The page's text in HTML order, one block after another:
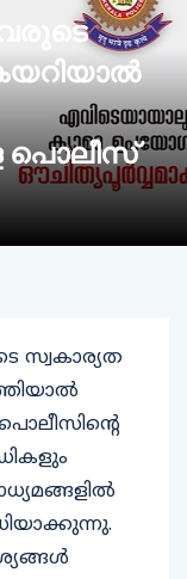
പൊലീസ്
സ്വകാര്യത